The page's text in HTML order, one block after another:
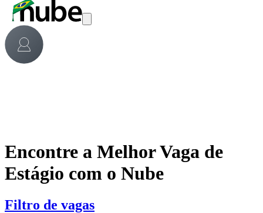
Encontre a Melhor Vaga de
Estágio com o Nube
Filtro de vagas